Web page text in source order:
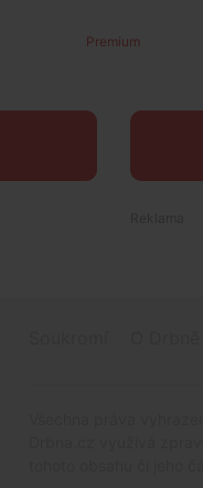
Premium